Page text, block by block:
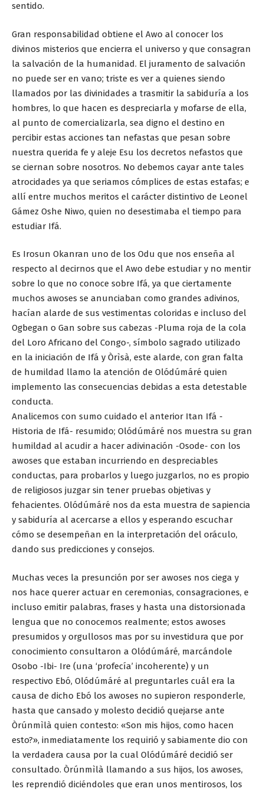
sentido.
Gran responsabilidad obtiene el Awo al conocer los
divinos misterios que encierra el universo y que consagran
la salvación de la humanidad. El juramento de salvación
no puede ser en vano; triste es ver a quienes siendo
llamados por las divinidades a trasmitir la sabiduría a los
hombres, lo que hacen es despreciarla y mofarse de ella,
al punto de comercializarla, sea digno el destino en
percibir estas acciones tan nefastas que pesan sobre
nuestra querida fe y aleje Esu los decretos nefastos que
se ciernan sobre nosotros. No debemos cayar ante tales
atrocidades ya que seriamos cómplices de estas estafas; e
allí entre muchos meritos el carácter distintivo de Leonel
Gámez Oshe Niwo, quien no desestimaba el tiempo para
estudiar Ifá.
Es Irosun Okanran uno de los Odu que nos enseña al
respecto al decirnos que el Awo debe estudiar y no mentir
sobre lo que no conoce sobre Ifá, ya que ciertamente
muchos awoses se anunciaban como grandes adivinos,
hacían alarde de sus vestimentas coloridas e incluso del
Ogbegan o Gan sobre sus cabezas -Pluma roja de la cola
del Loro Africano del Congo-, símbolo sagrado utilizado
en la iniciación de Ifá y Òrìsà, este alarde, con gran falta
de humildad llamo la atención de Olódúmáré quien
implemento las consecuencias debidas a esta detestable
conducta.
Analicemos con sumo cuidado el anterior Itan Ifá -
Historia de Ifá- resumido; Olódúmáré nos muestra su gran
humildad al acudir a hacer adivinación -Osode- con los
awoses que estaban incurriendo en despreciables
conductas, para probarlos y luego juzgarlos, no es propio
de religiosos juzgar sin tener pruebas objetivas y
fehacientes. Olódúmáré nos da esta muestra de sapiencia
y sabiduría al acercarse a ellos y esperando escuchar
cómo se desempeñan en la interpretación del oráculo,
dando sus predicciones y consejos.
Muchas veces la presunción por ser awoses nos ciega y
nos hace querer actuar en ceremonias, consagraciones, e
incluso emitir palabras, frases y hasta una distorsionada
lengua que no conocemos realmente; estos awoses
presumidos y orgullosos mas por su investidura que por
conocimiento consultaron a Olódúmáré, marcándole
Osobo -Ibi- Ire (una ‘profecía’ incoherente) y un
respectivo Ebó, Olódúmáré al preguntarles cuál era la
causa de dicho Ebó los awoses no supieron responderle,
hasta que cansado y molesto decidió quejarse ante
Òrúnmìlà quien contesto: «Son mis hijos, como hacen
esto?», inmediatamente los requirió y sabiamente dio con
la verdadera causa por la cual Olódúmáré decidió ser
consultado. Òrúnmìlà llamando a sus hijos, los awoses,
les reprendió diciéndoles que eran unos mentirosos, los